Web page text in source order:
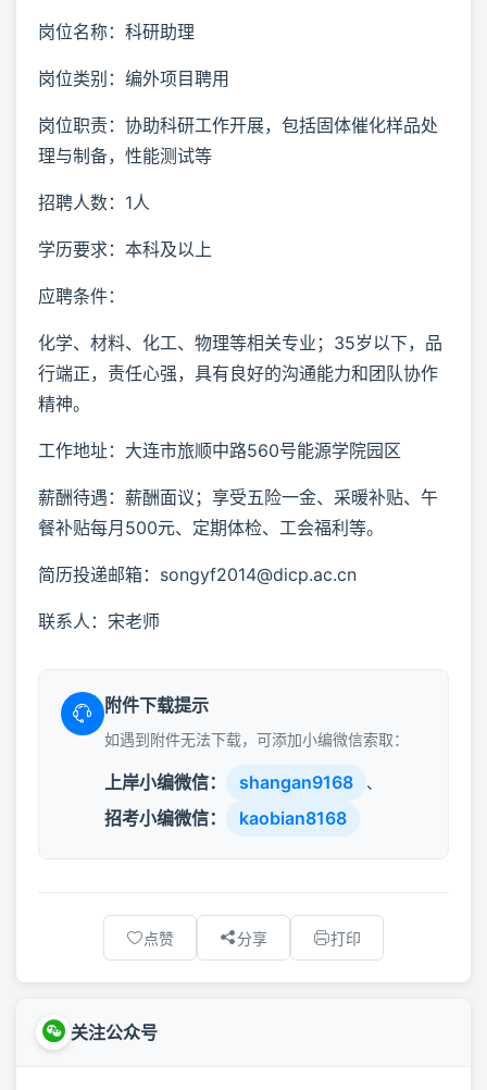
岗位名称：科研助理
岗位类别：编外项目聘用
岗位职责：协助科研工作开展，包括固体催化样品处
理与制备，性能测试等
招聘人数：1人
学历要求：本科及以上
应聘条件：
化学、材料、化工、物理等相关专业；35岁以下，品
行端正，责任心强，具有良好的沟通能力和团队协作
精神。
工作地址：大连市旅顺中路560号能源学院园区
薪酬待遇：薪酬面议；享受五险一金、采暖补贴、午
餐补贴每月500元、定期体检、工会福利等。
简历投递邮箱：songyf2014@dicp.ac.cn
联系人：宋老师
附件下载提示
如遇到附件无法下载，可添加小编微信索取：
上岸小编微信： shangan9168 、
招考小编微信： kaobian8168
点赞 分享 打印
关注公众号